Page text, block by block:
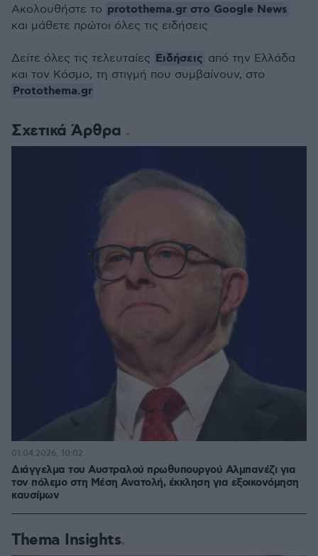
Σχετικά Άρθρα
Διάγγελμα του Αυστραλού πρωθυπουργού Αλμπανέζι για
τον πόλεμο στη Μέση Ανατολή, έκκληση για εξοικονόμηση
καυσίμων
01.04.2026, 10:02
Thema Insights
Ακολουθήστε το protothema.gr στο Google News
και μάθετε πρώτοι όλες τις ειδήσεις
Δείτε όλες τις τελευταίες Ειδήσεις από την Ελλάδα
και τον Κόσμο, τη στιγμή που συμβαίνουν, στο
Protothema.gr